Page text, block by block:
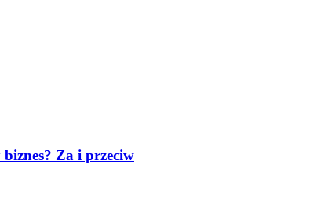
Za i przeciw